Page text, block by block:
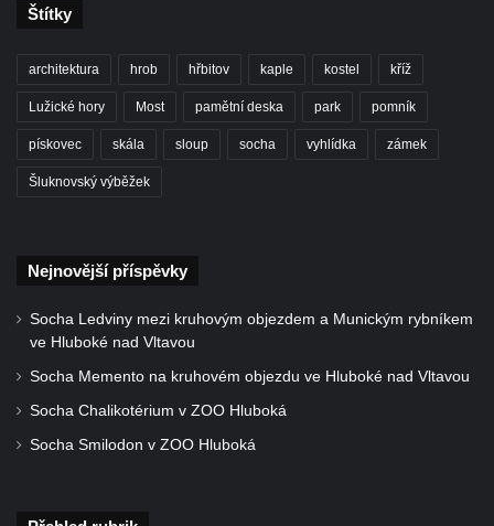
Vyhlídky na Hradci u Liběšic
Vyhlídka Havran (Rynoltice – Polesí)
Vyhlídka Vana (Sloup v Čechách)
Vyhlídka Samuelova sluj (Sloup v Čechách)
Jeskyně Lipka (Horní Prysk)
Vyhlídka na Meixnerově stezce v Horním
Prysku
Písková vyhlídka
Spravedlnost
Úzké schody
Štítky
architektura hrob hřbitov kaple kostel kříž
Lužické hory Most pamětní deska park pomník
pískovec skála sloup socha vyhlídka zámek
Šluknovský výběžek
Nejnovější příspěvky
Socha Ledviny mezi kruhovým objezdem a Munickým rybníkem
ve Hluboké nad Vltavou
Socha Memento na kruhovém objezdu ve Hluboké nad Vltavou
Socha Chalikotérium v ZOO Hluboká
Socha Smilodon v ZOO Hluboká